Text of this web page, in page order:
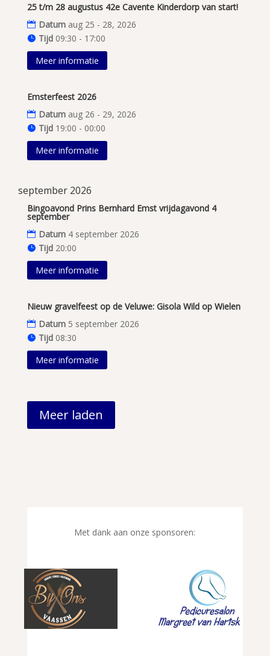
25 t/m 28 augustus 42e Cavente Kinderdorp van start!
Datum aug 25 - 28, 2026
Tijd 09:30 - 17:00
Meer informatie
Emsterfeest 2026
Datum aug 26 - 29, 2026
Tijd 19:00 - 00:00
Meer informatie
september 2026
Bingoavond Prins Bernhard Emst vrijdagavond 4
september
Datum 4 september 2026
Tijd 20:00
Meer informatie
Nieuw gravelfeest op de Veluwe: Gisola Wild op Wielen
Datum 5 september 2026
Tijd 08:30
Meer informatie
Meer laden
Met dank aan onze sponsoren: